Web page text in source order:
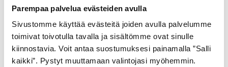
Parempaa palvelua evästeiden avulla
Sivustomme käyttää evästeitä joiden avulla palvelumme
toimivat toivotulla tavalla ja sisältömme ovat sinulle
kiinnostavia. Voit antaa suostumuksesi painamalla ”Salli
kaikki”. Pystyt muuttamaan valintojasi myöhemmin.
Ei vielä arvosteluja — ole ensimmäinen!
KIRJOITA ARVOSTELU
Arvosanasi * 1/5 2/53/54/55/5